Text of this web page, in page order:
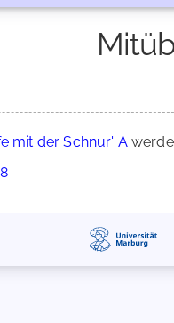
mit der Schnur' A